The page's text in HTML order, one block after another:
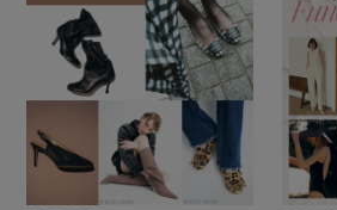
ルームウェア・パジャマ
クラッチバッグ
ボストンバッグ
スーツケース
ベルト
グローブ
レッグウェア
コサージュ・ブローチ
アンクレット
チャーム
水着・スイムウェア
NEW IN BRAND
BRAND NEWS